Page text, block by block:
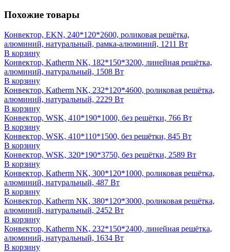
Похожие товары
Конвектор, EKN, 240*120*2600, роликовая решётка,
алюминий, натуральный, рамка-алюминий, 1211 Вт
В корзину
Конвектор, Katherm NK, 182*150*3200, линейная решётка,
алюминий, натуральный, 1508 Вт
В корзину
Конвектор, Katherm NK, 232*120*4600, роликовая решётка,
алюминий, натуральный, 2229 Вт
В корзину
Конвектор, WSK, 410*190*1000, без решётки, 766 Вт
В корзину
Конвектор, WSK, 410*110*1500, без решётки, 845 Вт
В корзину
Конвектор, WSK, 320*190*3750, без решётки, 2589 Вт
В корзину
Конвектор, Katherm NK, 300*120*1000, роликовая решётка,
алюминий, натуральный, 487 Вт
В корзину
Конвектор, Katherm NK, 380*120*3000, роликовая решётка,
алюминий, натуральный, 2452 Вт
В корзину
Конвектор, Katherm NK, 232*150*2400, линейная решётка,
алюминий, натуральный, 1634 Вт
В корзину